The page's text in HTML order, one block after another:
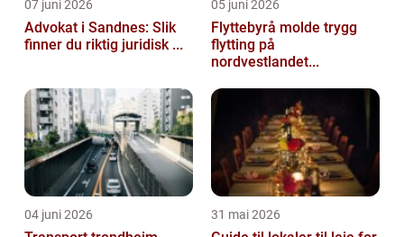
07 juni 2026
Advokat i Sandnes: Slik
finner du riktig juridisk ...
05 juni 2026
Flyttebyrå molde trygg
flytting på
nordvestlandet...
04 juni 2026 31 mai 2026